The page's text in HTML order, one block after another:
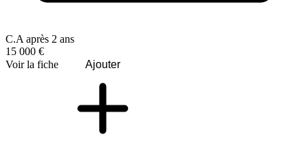
C.A après 2 ans
15 000 €
Voir la fiche
Ajouter